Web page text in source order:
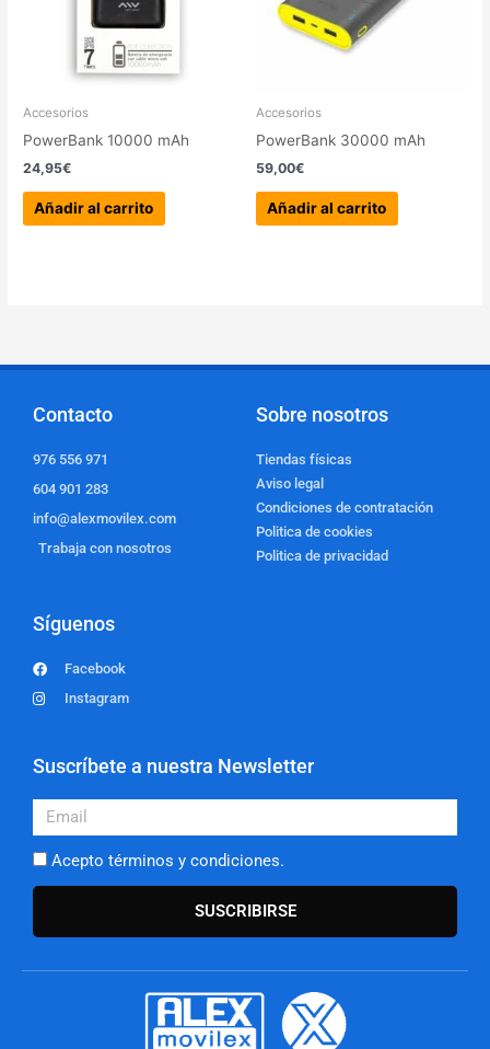
Accesorios
PowerBank 10000 mAh
24,95€
Añadir al carrito
Accesorios
PowerBank 30000 mAh
59,00€
Añadir al carrito
Contacto
976 556 971
604 901 283
info@alexmovilex.com
Trabaja con nosotros
Sobre nosotros
Tiendas físicas
Aviso legal
Condiciones de contratación
Politica de cookies
Politica de privacidad
Síguenos
Facebook
Instagram
Suscríbete a nuestra Newsletter
Email
Acepto términos y condiciones.
SUSCRIBIRSE